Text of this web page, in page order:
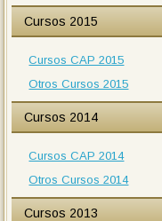
Cursos 2015
Cursos CAP 2015
Otros Cursos 2015
Cursos 2014
Cursos CAP 2014
Otros Cursos 2014
Cursos 2013